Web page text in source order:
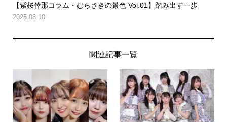
【紫桜倖那コラム・むらさきの景色 Vol.01】踏み出す一歩
2025.08.10
関連記事一覧